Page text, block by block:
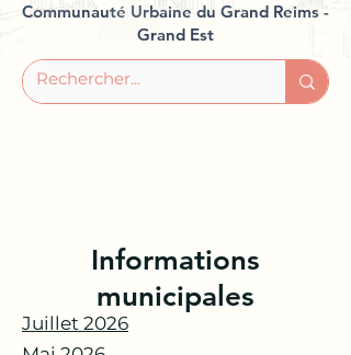
Communauté Urbaine du Grand Reims -
Grand Est
Informations
municipales
Juillet 2026